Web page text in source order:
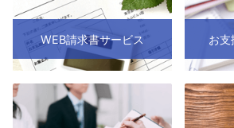
WEB請求書サービス お支